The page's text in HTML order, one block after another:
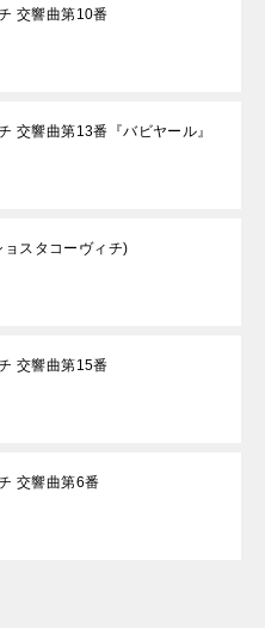
交響曲第10番
交響曲第13番『バビヤール』
スタコーヴィチ)
交響曲第15番
交響曲第6番